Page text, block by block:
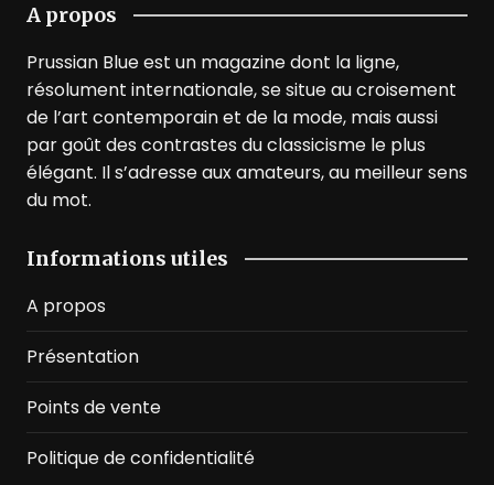
A propos
Prussian Blue est un magazine dont la ligne,
résolument internationale, se situe au croisement
de l’art contemporain et de la mode, mais aussi
par goût des contrastes du classicisme le plus
élégant. Il s’adresse aux amateurs, au meilleur sens
du mot.
Informations utiles
A propos
Présentation
Points de vente
Politique de confidentialité